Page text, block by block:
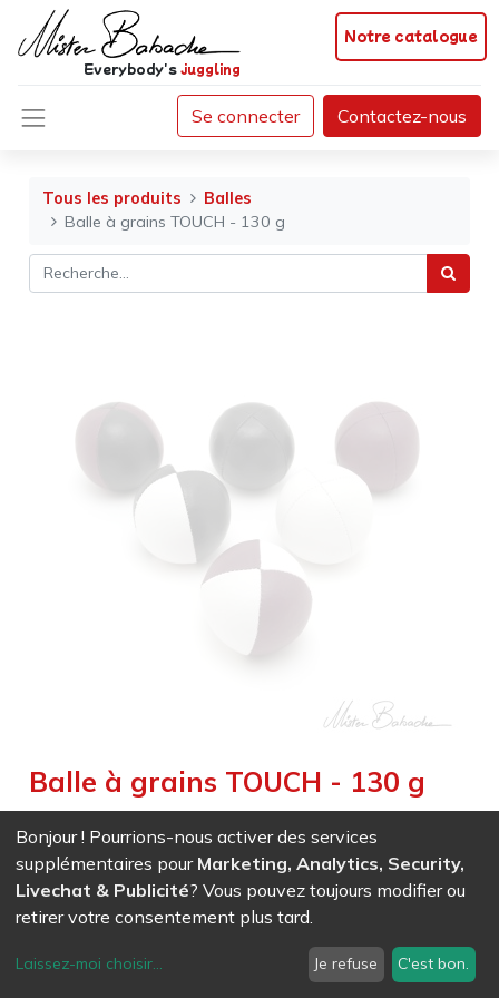
Notre catalogue
Everybody'sjuggling
Se connecter Contactez-nous
Tous les produits
Balles
Balle à grains TOUCH - 130 g
Balle à grains TOUCH - 130 g
Weight :0,132kg|Weight Net :0,132kg|Diameter :6,600
cm|Size :6,600cm
Un toucher comme les SILICONE BEANBAGS, mais nouvelles
couleurs
9,98CHF
Bonjour ! Pourrions-nous activer des services
supplémentaires pour Marketing, Analytics, Security,
Livechat & Publicité? Vous pouvez toujours modifier ou
retirer votre consentement plus tard.
Laissez-moi choisir... Je refuse C'est bon.